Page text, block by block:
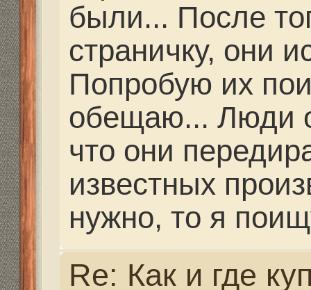
Сегодня
Михалыча после
планки на семёрке.
слева и мороз.
казуса не
врубились, что за
грубой наводки по
выстрелов рваная
После
нет... Меняем
клики в исходную..